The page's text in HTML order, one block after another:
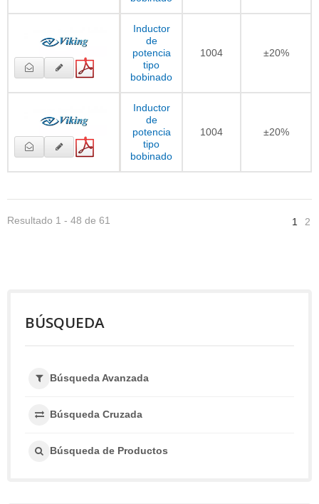
Inductor
de
potencia
tipo
bobinado
1004 ±20%
Inductor
de
potencia
tipo
bobinado
1004 ±20%
Resultado 1 - 48 de 61 1 2
BÚSQUEDA
Búsqueda Avanzada
Búsqueda Cruzada
Búsqueda de Productos